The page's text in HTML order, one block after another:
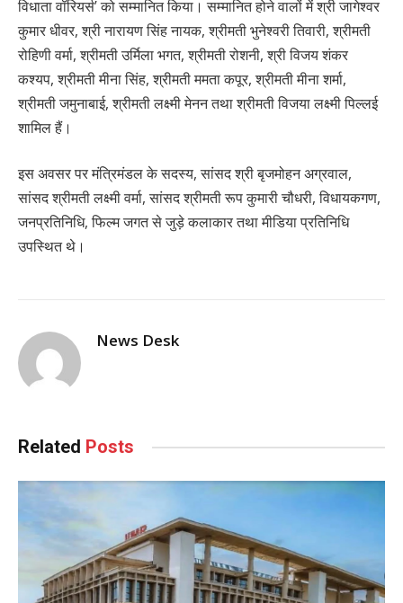
विधाता वॉरियर्स’ को सम्मानित किया। सम्मानित होने वालों में श्री जागेश्वर
कुमार धीवर, श्री नारायण सिंह नायक, श्रीमती भुनेश्वरी तिवारी, श्रीमती
रोहिणी वर्मा, श्रीमती उर्मिला भगत, श्रीमती रोशनी, श्री विजय शंकर
कश्यप, श्रीमती मीना सिंह, श्रीमती ममता कपूर, श्रीमती मीना शर्मा,
श्रीमती जमुनाबाई, श्रीमती लक्ष्मी मेनन तथा श्रीमती विजया लक्ष्मी पिल्लई
शामिल हैं।
इस अवसर पर मंत्रिमंडल के सदस्य, सांसद श्री बृजमोहन अग्रवाल,
सांसद श्रीमती लक्ष्मी वर्मा, सांसद श्रीमती रूप कुमारी चौधरी, विधायकगण,
जनप्रतिनिधि, फिल्म जगत से जुड़े कलाकार तथा मीडिया प्रतिनिधि
उपस्थित थे।
News Desk
Related Posts